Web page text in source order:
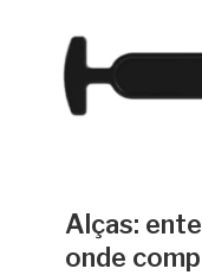
Alças:
onde